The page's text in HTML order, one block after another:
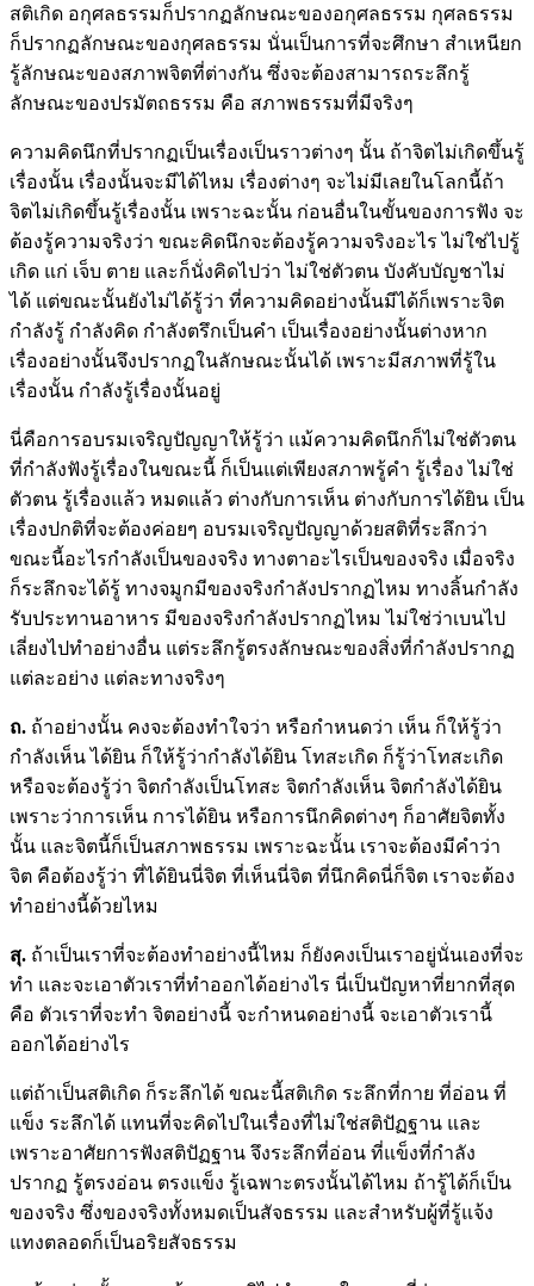
สติเกิด อกุศลธรรมก็ปรากฏลักษณะของอกุศลธรรม กุศลธรรม
ก็ปรากฏลักษณะของกุศลธรรม นั่นเป็นการที่จะศึกษา สำเหนียก
รู้ลักษณะของสภาพจิตที่ต่างกัน ซึ่งจะต้องสามารถระลึกรู้
ลักษณะของปรมัตถธรรม คือ สภาพธรรมที่มีจริงๆ
ความคิดนึกที่ปรากฏเป็นเรื่องเป็นราวต่างๆ นั้น ถ้าจิตไม่เกิดขึ้นรู้
เรื่องนั้น เรื่องนั้นจะมีได้ไหม เรื่องต่างๆ จะไม่มีเลยในโลกนี้ถ้า
จิตไม่เกิดขึ้นรู้เรื่องนั้น เพราะฉะนั้น ก่อนอื่นในขั้นของการฟัง จะ
ต้องรู้ความจริงว่า ขณะคิดนึกจะต้องรู้ความจริงอะไร ไม่ใช่ไปรู้
เกิด แก่ เจ็บ ตาย และก็นั่งคิดไปว่า ไม่ใช่ตัวตน บังคับบัญชาไม่
ได้ แต่ขณะนั้นยังไม่ได้รู้ว่า ที่ความคิดอย่างนั้นมีได้ก็เพราะจิต
กำลังรู้ กำลังคิด กำลังตรึกเป็นคำ เป็นเรื่องอย่างนั้นต่างหาก
เรื่องอย่างนั้นจึงปรากฏในลักษณะนั้นได้ เพราะมีสภาพที่รู้ใน
เรื่องนั้น กำลังรู้เรื่องนั้นอยู่
นี่คือการอบรมเจริญปัญญาให้รู้ว่า แม้ความคิดนึกก็ไม่ใช่ตัวตน
ที่กำลังฟังรู้เรื่องในขณะนี้ ก็เป็นแต่เพียงสภาพรู้คำ รู้เรื่อง ไม่ใช่
ตัวตน รู้เรื่องแล้ว หมดแล้ว ต่างกับการเห็น ต่างกับการได้ยิน เป็น
เรื่องปกติที่จะต้องค่อยๆ อบรมเจริญปัญญาด้วยสติที่ระลึกว่า
ขณะนี้อะไรกำลังเป็นของจริง ทางตาอะไรเป็นของจริง เมื่อจริง
ก็ระลึกจะได้รู้ ทางจมูกมีของจริงกำลังปรากฏไหม ทางลิ้นกำลัง
รับประทานอาหาร มีของจริงกำลังปรากฏไหม ไม่ใช่ว่าเบนไป
เลี่ยงไปทำอย่างอื่น แต่ระลึกรู้ตรงลักษณะของสิ่งที่กำลังปรากฏ
แต่ละอย่าง แต่ละทางจริงๆ
ถ. ถ้าอย่างนั้น คงจะต้องทำใจว่า หรือกำหนดว่า เห็น ก็ให้รู้ว่า
กำลังเห็น ได้ยิน ก็ให้รู้ว่ากำลังได้ยิน โทสะเกิด ก็รู้ว่าโทสะเกิด
หรือจะต้องรู้ว่า จิตกำลังเป็นโทสะ จิตกำลังเห็น จิตกำลังได้ยิน
เพราะว่าการเห็น การได้ยิน หรือการนึกคิดต่างๆ ก็อาศัยจิตทั้ง
นั้น และจิตนี้ก็เป็นสภาพธรรม เพราะฉะนั้น เราจะต้องมีคำว่า
จิต คือต้องรู้ว่า ที่ได้ยินนี่จิต ที่เห็นนี่จิต ที่นึกคิดนี่ก็จิต เราจะต้อง
ทำอย่างนี้ด้วยไหม
สุ. ถ้าเป็นเราที่จะต้องทำอย่างนี้ไหม ก็ยังคงเป็นเราอยู่นั่นเองที่จะ
ทำ และจะเอาตัวเราที่ทำออกได้อย่างไร นี่เป็นปัญหาที่ยากที่สุด
คือ ตัวเราที่จะทำ จิตอย่างนี้ จะกำหนดอย่างนี้ จะเอาตัวเรานี้
ออกได้อย่างไร
แต่ถ้าเป็นสติเกิด ก็ระลึกได้ ขณะนี้สติเกิด ระลึกที่กาย ที่อ่อน ที่
แข็ง ระลึกได้ แทนที่จะคิดไปในเรื่องที่ไม่ใช่สติปัฏฐาน และ
เพราะอาศัยการฟังสติปัฏฐาน จึงระลึกที่อ่อน ที่แข็งที่กำลัง
ปรากฏ รู้ตรงอ่อน ตรงแข็ง รู้เฉพาะตรงนั้นได้ไหม ถ้ารู้ได้ก็เป็น
ของจริง ซึ่งของจริงทั้งหมดเป็นสัจธรรม และสำหรับผู้ที่รู้แจ้ง
แทงตลอดก็เป็นอริยสัจธรรม